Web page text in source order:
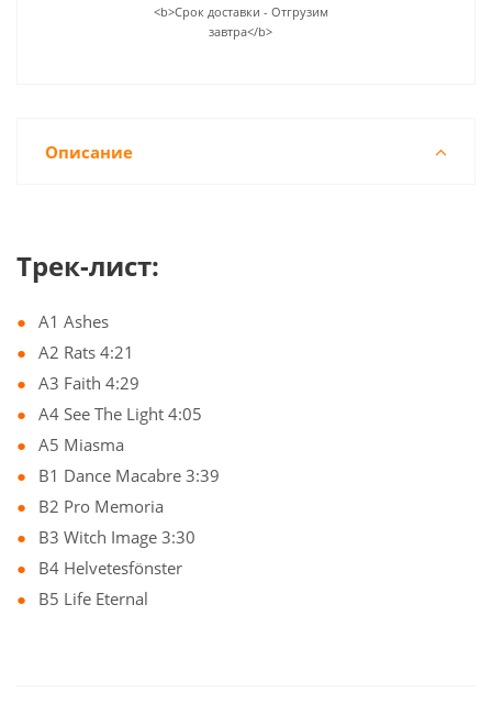
<b>Срок доставки - Отгрузим
завтра</b>
Описание
Трек-лист:
A1 Ashes
A2 Rats 4:21
A3 Faith 4:29
A4 See The Light 4:05
A5 Miasma
B1 Dance Macabre 3:39
B2 Pro Memoria
B3 Witch Image 3:30
B4 Helvetesfönster
B5 Life Eternal